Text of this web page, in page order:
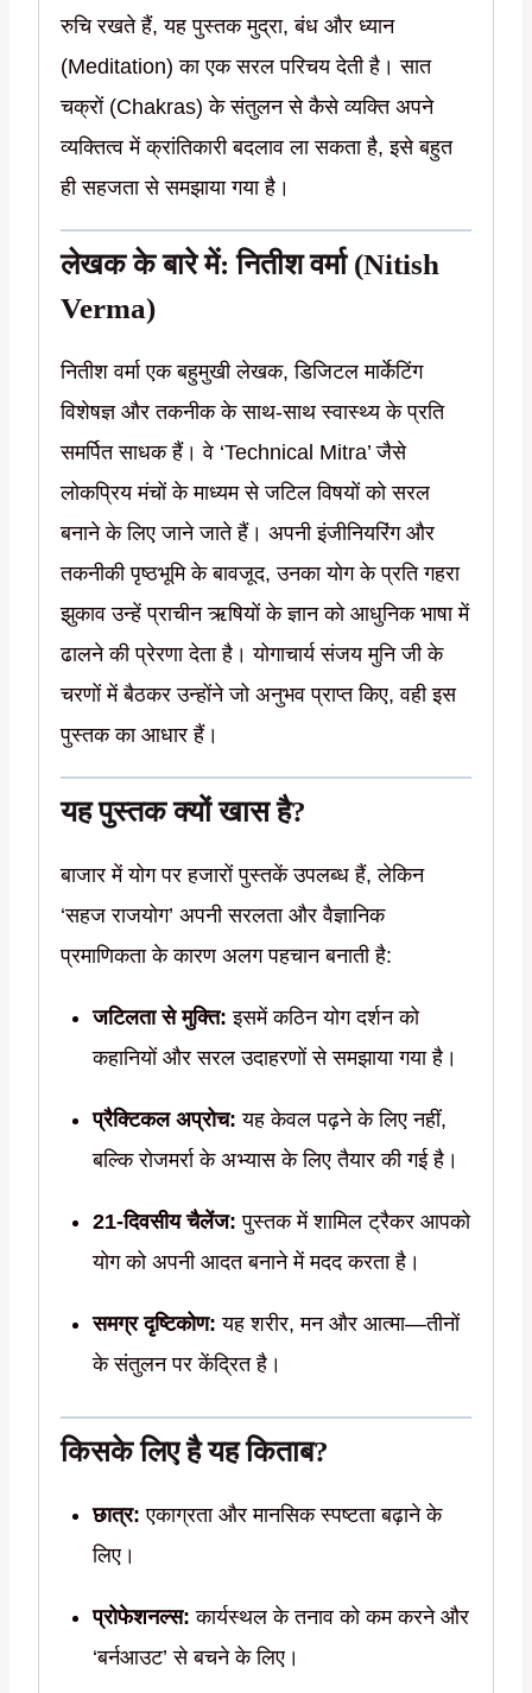
रुचि रखते हैं, यह पुस्तक मुद्रा, बंध और ध्यान
(Meditation) का एक सरल परिचय देती है। सात
चक्रों (Chakras) के संतुलन से कैसे व्यक्ति अपने
व्यक्तित्व में क्रांतिकारी बदलाव ला सकता है, इसे बहुत
ही सहजता से समझाया गया है।
लेखक के बारे में: नितीश वर्मा (Nitish
Verma)
नितीश वर्मा एक बहुमुखी लेखक, डिजिटल मार्केटिंग
विशेषज्ञ और तकनीक के साथ-साथ स्वास्थ्य के प्रति
समर्पित साधक हैं। वे ‘Technical Mitra’ जैसे
लोकप्रिय मंचों के माध्यम से जटिल विषयों को सरल
बनाने के लिए जाने जाते हैं। अपनी इंजीनियरिंग और
तकनीकी पृष्ठभूमि के बावजूद, उनका योग के प्रति गहरा
झुकाव उन्हें प्राचीन ऋषियों के ज्ञान को आधुनिक भाषा में
ढालने की प्रेरणा देता है। योगाचार्य संजय मुनि जी के
चरणों में बैठकर उन्होंने जो अनुभव प्राप्त किए, वही इस
पुस्तक का आधार हैं।
यह पुस्तक क्यों खास है?
बाजार में योग पर हजारों पुस्तकें उपलब्ध हैं, लेकिन
‘सहज राजयोग’ अपनी सरलता और वैज्ञानिक
प्रमाणिकता के कारण अलग पहचान बनाती है:
जटिलता से मुक्ति: इसमें कठिन योग दर्शन को
कहानियों और सरल उदाहरणों से समझाया गया है।
प्रैक्टिकल अप्रोच: यह केवल पढ़ने के लिए नहीं,
बल्कि रोजमर्रा के अभ्यास के लिए तैयार की गई है।
21-दिवसीय चैलेंज: पुस्तक में शामिल ट्रैकर आपको
योग को अपनी आदत बनाने में मदद करता है।
समग्र दृष्टिकोण: यह शरीर, मन और आत्मा—तीनों
के संतुलन पर केंद्रित है।
किसके लिए है यह किताब?
छात्र: एकाग्रता और मानसिक स्पष्टता बढ़ाने के
लिए।
प्रोफेशनल्स: कार्यस्थल के तनाव को कम करने और
‘बर्नआउट’ से बचने के लिए।